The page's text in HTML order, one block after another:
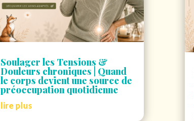
Soulager les Tensions &
Douleurs chroniques | Quand
le corps devient une source de
préoccupation quotidienne
lire plus